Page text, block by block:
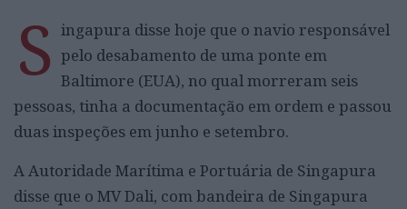
S ingapura disse hoje que o navio responsável
pelo desabamento de uma ponte em
Baltimore (EUA), no qual morreram seis
pessoas, tinha a documentação em ordem e passou
duas inspeções em junho e setembro.
A Autoridade Marítima e Portuária de Singapura
disse que o MV Dali, com bandeira de Singapura